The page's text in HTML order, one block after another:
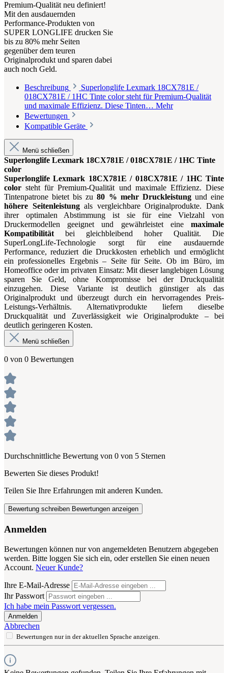
Premium-Qualität neu definiert!
Mit den ausdauernden
Performance-Produkten von
SUPER LONGLIFE drucken Sie
bis zu 80% mehr Seiten
gegenüber dem teuren
Originalprodukt und sparen dabei
auch noch Geld.
Beschreibung
Superlonglife Lexmark 18CX781E /
018CX781E / 1HC Tinte color steht für Premium-Qualität
und maximale Effizienz. Diese Tinten… Mehr
Bewertungen
Kompatible Geräte
Menü schließen
Superlonglife Lexmark 18CX781E / 018CX781E / 1HC Tinte
color
Superlonglife Lexmark 18CX781E / 018CX781E / 1HC Tinte
color steht für Premium-Qualität und maximale Effizienz. Diese
Tintenpatrone bietet bis zu80 % mehr Druckleistungund eine
höhere Seitenleistungals vergleichbare Originalprodukte. Dank
ihrer optimalen Abstimmung ist sie für eine Vielzahl von
Druckermodellen geeignet und gewährleistet eine maximale
Kompatibilitätbei gleichbleibend hoher Qualität. Die
SuperLongLife-Technologie sorgt für eine ausdauernde
Performance, reduziert die Druckkosten erheblich und ermöglicht
ein professionelles Ergebnis – Seite für Seite. Ob im Büro, im
Homeoffice oder im privaten Einsatz: Mit dieser langlebigen Lösung
sparen Sie Geld, ohne Kompromisse bei der Druckqualität
einzugehen. Diese Variante ist deutlich günstiger als das
Originalprodukt und überzeugt durch ein hervorragendes Preis-
Leistungs-Verhältnis. Alternativprodukte liefern dieselbe
Druckqualität und Zuverlässigkeit wie Originalprodukte – bei
deutlich geringeren Kosten.
Menü schließen
0 von 0 Bewertungen
Durchschnittliche Bewertung von 0 von 5 Sternen
Bewerten Sie dieses Produkt!
Teilen Sie Ihre Erfahrungen mit anderen Kunden.
Bewertung schreiben Bewertungen anzeigen
Anmelden
Bewertungen können nur von angemeldeten Benutzern abgegeben
werden. Bitte loggen Sie sich ein, oder erstellen Sie einen neuen
Account. Neuer Kunde?
Ihre E-Mail-Adresse
Ihr Passwort
Ich habe mein Passwort vergessen.
Anmelden
Abbrechen
Bewertungen nur in der aktuellen Sprache anzeigen.